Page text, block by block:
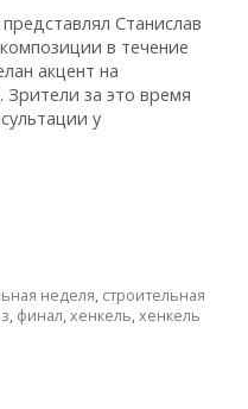
Станислав
в течение
акцент на
Зрители за это время
у
неделя, строительная
, финал,хенкель,хенкель